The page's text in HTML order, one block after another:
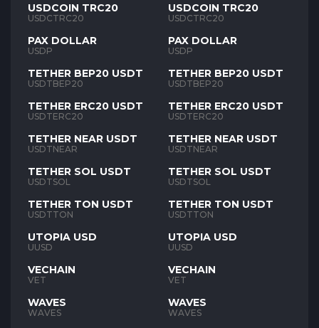
USDCOIN TRC20
USDCTRC20
PAX DOLLAR
USDP
TETHER BEP20 USDT
USDTBEP20
TETHER ERC20 USDT
USDTERC20
TETHER NEAR USDT
USDTNEAR
TETHER SOL USDT
USDTSOL
TETHER TON USDT
USDTTON
UTOPIA USD
UUSD
VECHAIN
VET
WAVES
WAVES
USDCOIN TRC20
USDCTRC20
PAX DOLLAR
USDP
TETHER BEP20 USDT
USDTBEP20
TETHER ERC20 USDT
USDTERC20
TETHER NEAR USDT
USDTNEAR
TETHER SOL USDT
USDTSOL
TETHER TON USDT
USDTTON
UTOPIA USD
UUSD
VECHAIN
VET
WAVES
WAVES